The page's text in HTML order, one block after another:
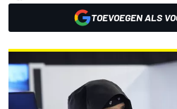
TOEVOEGEN ALS